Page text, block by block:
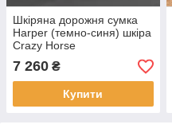
Шкіряна дорожня сумка
Harper (темно-синя) шкіра
Crazy Horse
7 260 ₴
Купити